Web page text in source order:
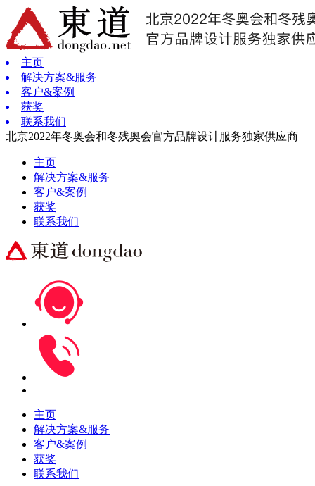
主页
解决方案&服务
客户&案例
获奖
联系我们
北京2022年冬奥会和冬残奥会官方品牌设计服务独家供应商
主页
解决方案&服务
客户&案例
获奖
联系我们
主页
解决方案&服务
客户&案例
获奖
联系我们